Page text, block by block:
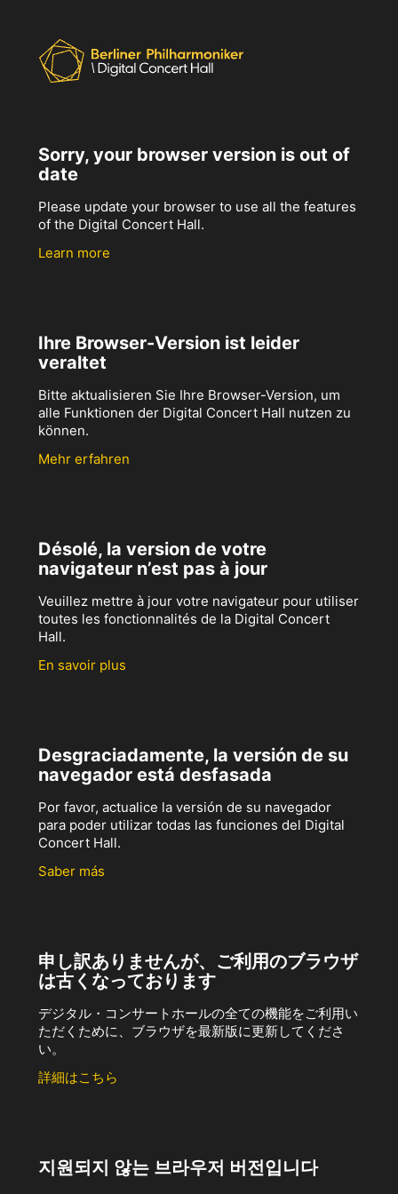
Sorry, your browser version is out of
date
Please update your browser to use all the features
of the Digital Concert Hall.
Learn more
Ihre Browser-Version ist leider
veraltet
Bitte aktualisieren Sie Ihre Browser-Version, um
alle Funktionen der Digital Concert Hall nutzen zu
können.
Mehr erfahren
Désolé, la version de votre
navigateur n’est pas à jour
Veuillez mettre à jour votre navigateur pour utiliser
toutes les fonctionnalités de la Digital Concert
Hall.
En savoir plus
Desgraciadamente, la versión de su
navegador está desfasada
Por favor, actualice la versión de su navegador
para poder utilizar todas las funciones del Digital
Concert Hall.
Saber más
申し訳ありませんが、ご利用のブラウザ
は古くなっております
デジタル・コンサートホールの全ての機能をご利用い
ただくために、ブラウザを最新版に更新してくださ
い。
詳細はこちら
지원되지 않는 브라우저 버전입니다